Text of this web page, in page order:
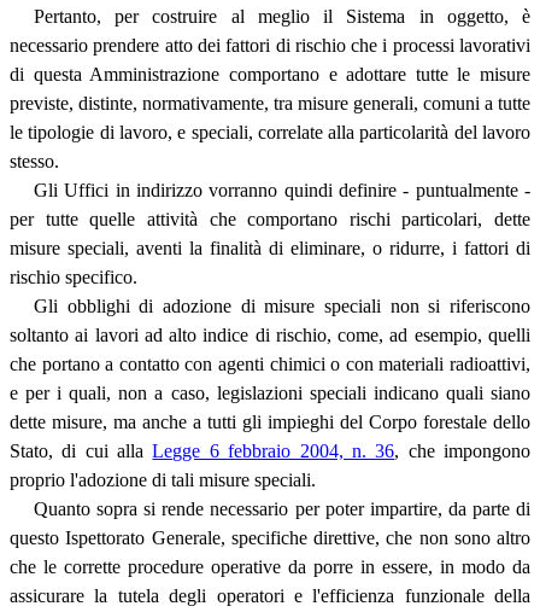
Pertanto, per costruire al meglio il Sistema in oggetto, è
necessario prendere atto dei fattori di rischio che i processi lavorativi
di questa Amministrazione comportano e adottare tutte le misure
previste, distinte, normativamente, tra misure generali, comuni a tutte
le tipologie di lavoro, e speciali, correlate alla particolarità del lavoro
stesso.
Gli Uffici in indirizzo vorranno quindi definire - puntualmente -
per tutte quelle attività che comportano rischi particolari, dette
misure speciali, aventi la finalità di eliminare, o ridurre, i fattori di
rischio specifico.
Gli obblighi di adozione di misure speciali non si riferiscono
soltanto ai lavori ad alto indice di rischio, come, ad esempio, quelli
che portano a contatto con agenti chimici o con materiali radioattivi,
e per i quali, non a caso, legislazioni speciali indicano quali siano
dette misure, ma anche a tutti gli impieghi del Corpo forestale dello
Stato, di cui allaLegge 6 febbraio 2004, n. 36, che impongono
proprio l'adozione di tali misure speciali.
Quanto sopra si rende necessario per poter impartire, da parte di
questo Ispettorato Generale, specifiche direttive, che non sono altro
che le corrette procedure operative da porre in essere, in modo da
assicurare la tutela degli operatori e l'efficienza funzionale della